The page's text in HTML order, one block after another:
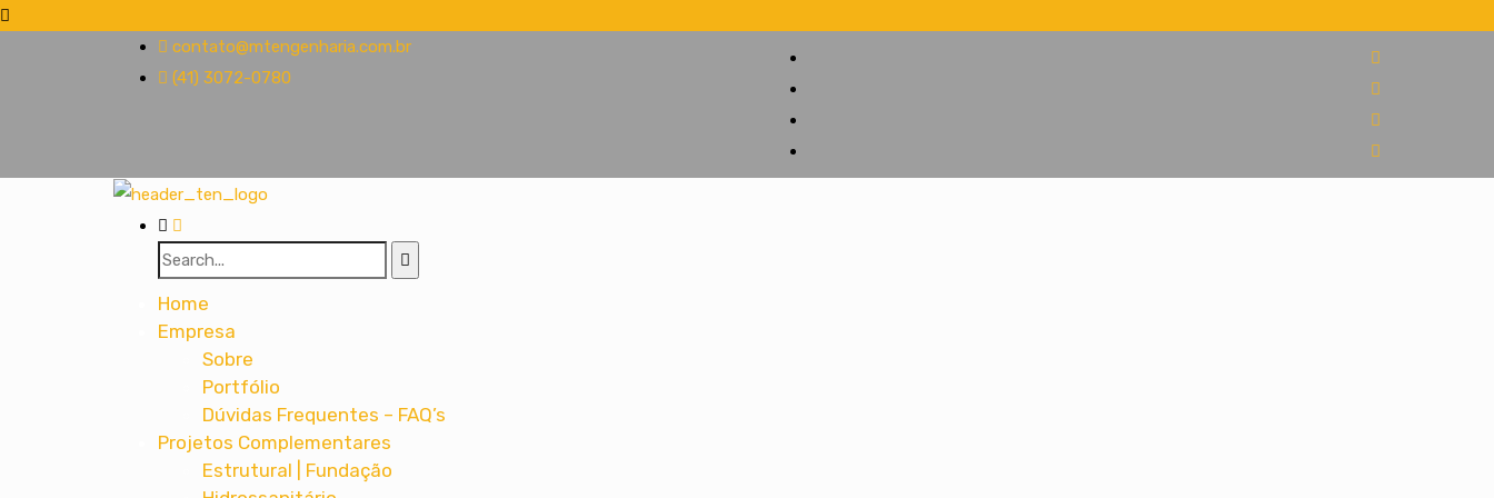
contato@mtengenharia.com.br
(41) 3072-0780
Home
Empresa
Sobre
Portfólio
Dúvidas Frequentes – FAQ’s
Projetos Complementares
Estrutural | Fundação